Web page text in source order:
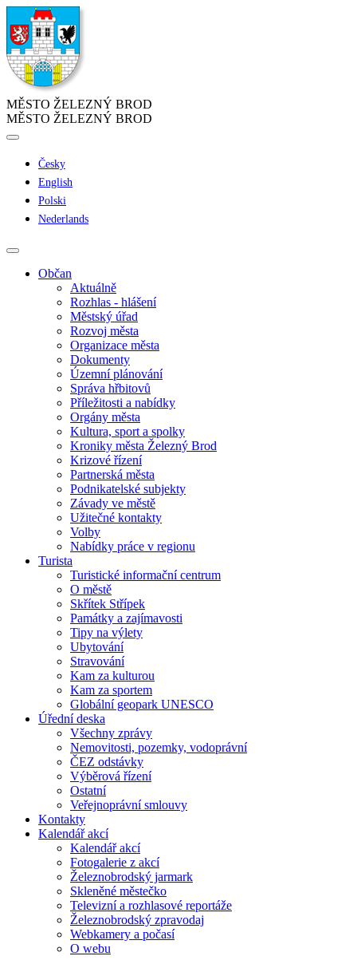
MĚSTO ŽELEZNÝ BROD
MĚSTO ŽELEZNÝ BROD
Česky
English
Polski
Nederlands
Občan
Aktuálně
Rozhlas - hlášení
Městský úřad
Rozvoj města
Organizace města
Dokumenty
Územní plánování
Správa hřbitovů
Příležitosti a nabídky
Orgány města
Kultura, sport a spolky
Kroniky města Železný Brod
Krizové řízení
Partnerská města
Podnikatelské subjekty
Závady ve městě
Užitečné kontakty
Volby
Nabídky práce v regionu
Turista
Turistické informační centrum
O městě
Skřítek Střípek
Památky a zajímavosti
Tipy na výlety
Ubytování
Stravování
Kam za kulturou
Kam za sportem
Globální geopark UNESCO
Úřední deska
Všechny zprávy
Nemovitosti, pozemky, vodoprávní
ČEZ odstávky
Výběrová řízení
Ostatní
Veřejnoprávní smlouvy
Kontakty
Kalendář akcí
Kalendář akcí
Fotogalerie z akcí
Železnobrodský jarmark
Skleněné městečko
Televizní a rozhlasové reportáže
Železnobrodský zpravodaj
Webkamery a počasí
O webu